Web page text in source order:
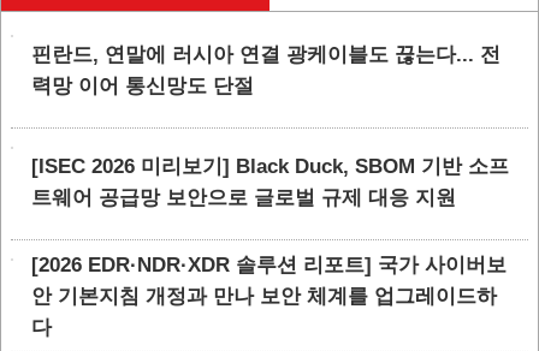
핀란드, 연말에 러시아 연결 광케이블도 끊는다... 전
력망 이어 통신망도 단절
[ISEC 2026 미리보기] Black Duck, SBOM 기반 소프
트웨어 공급망 보안으로 글로벌 규제 대응 지원
[2026 EDR·NDR·XDR 솔루션 리포트] 국가 사이버보
안 기본지침 개정과 만나 보안 체계를 업그레이드하
다